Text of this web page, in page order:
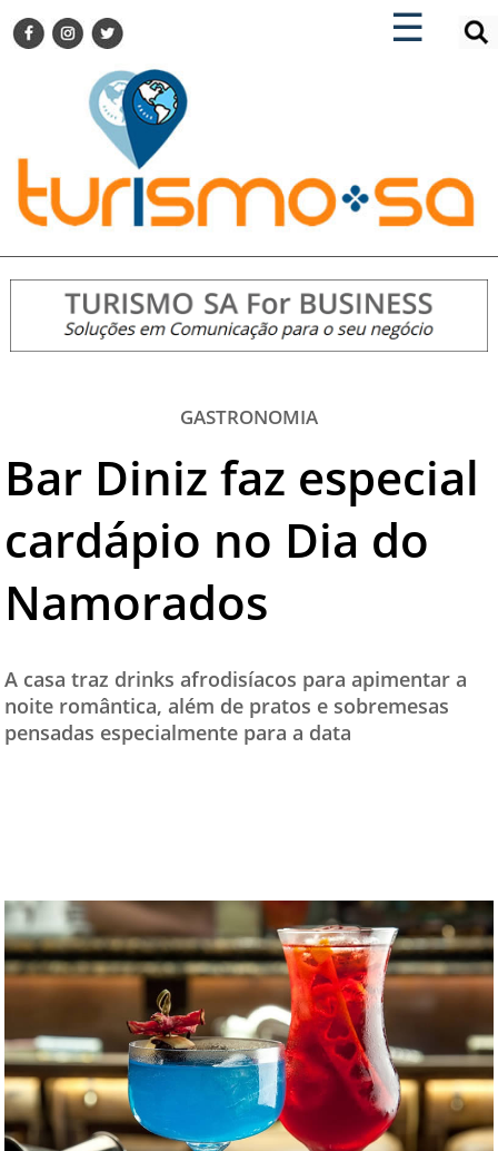
☰
×
TURISMO SA FOR BUSINESS
DESTINOS NACIONAIS
DESTINOS INTERNACIONAIS
CITY BREAK
TURISMO E MERCADO
EVENTOS
HOTELARIA
DICAS
VITRINE
TURISMO SA TV
TESTADO E APROVADO
PARCEIROS
CONTATO
×
ENCONTRE SUA NOTÍCIA
GASTRONOMIA
Bar Diniz faz especial
cardápio no Dia do
Namorados
A casa traz drinks afrodisíacos para apimentar a
noite romântica, além de pratos e sobremesas
pensadas especialmente para a data